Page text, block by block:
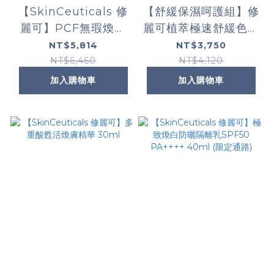
【SkinCeuticals 修
麗可】PCF無瑕煥白
抗氧化精華 (限定通
路)
NT$5,814
NT$6,460
加入購物車
【舒緩保濕呵護組】修
麗可植萃極速舒緩色修
精華+極致煥白防曬隔
離乳SPF50 PA++++
(限定通路)
NT$3,750
NT$4,120
加入購物車